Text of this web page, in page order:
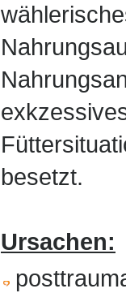
besetzt.
Ursachen: